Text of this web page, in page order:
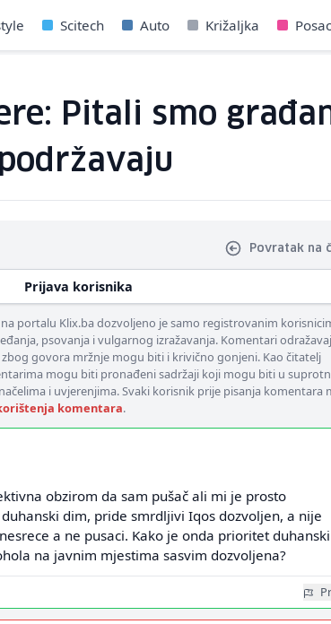
Scitech Auto Križaljka
Pitali smo
Povratak na
Prijava korisnika
portalu Klix.ba dozvoljeno je samo registrovanim
psovanja i vulgarnog izražavanja. Komentari
govora mržnje mogu biti i krivično gonjeni. Kao čitatelj
mogu biti pronađeni sadržaji koji mogu biti u
i uvjerenjima. Svaki korisnik prije pisanja komentara
komentara.
obzirom da sam pušač ali mi je prosto
dim, pride smrdljivi Iqos dozvoljen, a nije
a ne pusaci. Kako je onda prioritet duhanski
na javnim mjestima sasvim dozvoljena?